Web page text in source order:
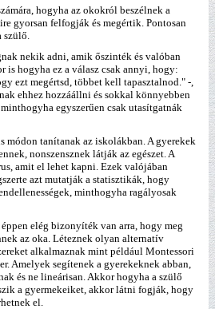
hogyha az okokról beszélnek a
gyorsan felfogják és megértik. Pontosan
szülő.
nekik adni, amik őszinték és valóban
is hogyha ez a válasz csak annyi, hogy:
ezt megértsd, többet kell tapasztalnod." -,
ehhez hozzáállni és sokkal könnyebben
egyszerűen csak utasítgatnák
módon tanítanak az iskolákban. A gyerekek
nonszensznek látják az egészet. A
amit el lehet kapni. Ezek valójában
azt mutatják a statisztikák, hogy
minthogyha ragályosak
elég bizonyíték van arra, hogy meg
az oka. Léteznek olyan alternatív
alkalmaznak mint például Montessori
Amelyek segítenek a gyerekeknek abban,
és ne lineárisan. Akkor hogyha a szülő
a gyermekeiket, akkor látni fogják, hogy
el.